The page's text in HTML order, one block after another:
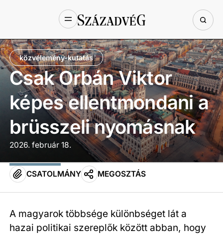
közvélemény-kutatás
Csak Orbán Viktor
képes ellentmondani a
brüsszeli nyomásnak
2026. február 18.
CSATOLMÁNY MEGOSZTÁS
A magyarok többsége különbséget lát a
hazai politikai szereplők között abban, hogy